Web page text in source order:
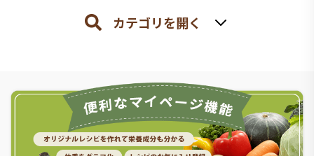
カテゴリを開く